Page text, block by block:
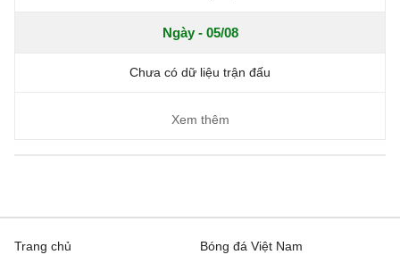
Ngày - 05/08
Chưa có dữ liệu trận đấu
Xem thêm
Trang chủ
Bóng đá Việt Nam